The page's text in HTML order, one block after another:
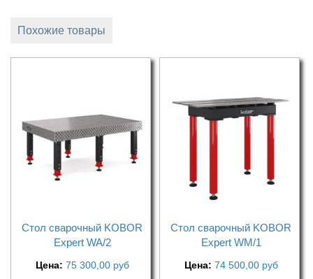
Похожие товары
Стол сварочный KOBOR
Expert WA/2
Цена: 75 300,00 руб
Стол сварочный KOBOR
Expert WM/1
Цена: 74 500,00 руб